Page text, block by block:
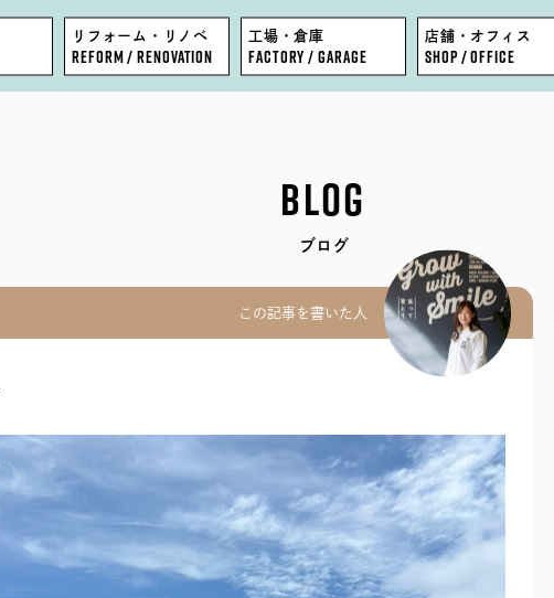
リフォーム・リノベ
REFORM / RENOVATION
工場・倉庫
FACTORY / GARAGE
店舗・オフィス
SHOP / OFFICE
EVENT
MODEL HOUSE
BLOG
COMPANY
STAFF
RECRUIT
BLOG
ブログ
この記事を書いた人